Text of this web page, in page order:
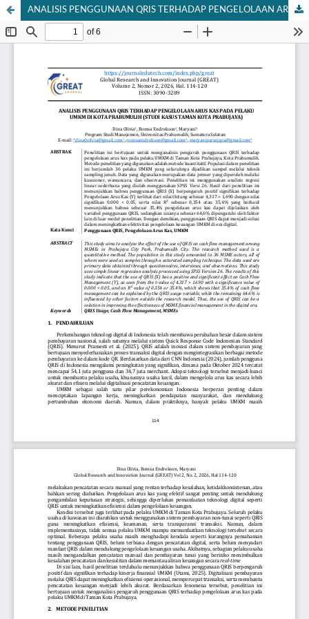
ANALISIS PENGGUNAAN QRIS TERHADAP PENGELOLAAN ARUS KAS PADA PELAKU UMKM DI KOTA PRABUMULIH (STUDI KASUS TAMAN KOTA PRABUJAYA)